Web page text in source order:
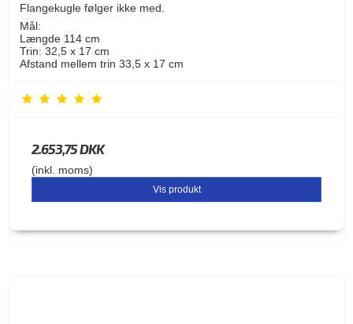
Flangekugle følger ikke med.
Mål:
Længde 114 cm
Trin: 32,5 x 17 cm
Afstand mellem trin 33,5 x 17 cm
2.653,75 DKK
(inkl. moms)
Vis produkt